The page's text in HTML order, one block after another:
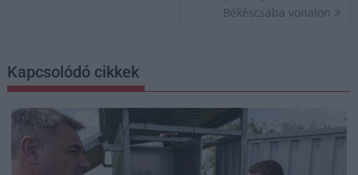
Békéscsaba vonalon
Kapcsolódó cikkek